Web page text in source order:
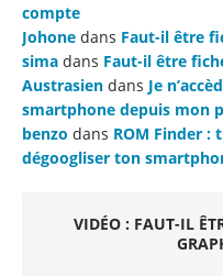
compte
Johone dans Faut-il être
sima dans Faut-il être
Austrasien dans Je
smartphone depuis mon
benzo dans ROM Finder :
dégoogliser ton
VIDÉO : FAUT-IL